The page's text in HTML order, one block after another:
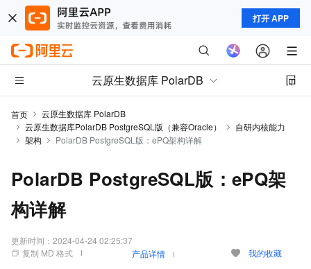
打开 APP
云原生数据库 PolarDB
首页
云原生数据库 PolarDB
云原生数据库PolarDB PostgreSQL版（兼容Oracle）
自研内核能力
架构
PolarDB PostgreSQL版：ePQ架构详解
PolarDB PostgreSQL版：ePQ架
构详解
更新时间： 2024-04-24 02:25:37
复制 MD 格式
产品详情 我的收藏